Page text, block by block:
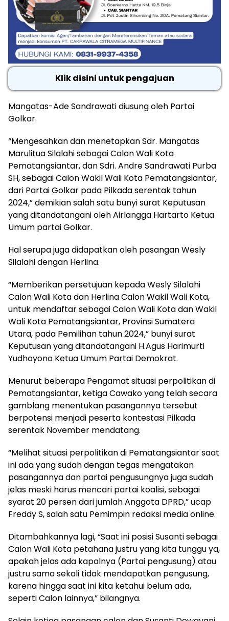
Klik disini untuk pengajuan
Mangatas-Ade Sandrawati diusung oleh Partai
Golkar.
“Mengesahkan dan menetapkan Sdr. Mangatas
Marulitua Silalahi sebagai Calon Wali Kota
Pematangsiantar, dan Sdri. Andre Sandrawati Purba
SH, sebagai Calon Wakil Wali Kota Pematangsiantar,
dari Partai Golkar pada Pilkada serentak tahun
2024,” demikian salah satu bunyi surat Keputusan
yang ditandatangani oleh Airlangga Hartarto Ketua
Umum partai Golkar.
Hal serupa juga didapatkan oleh pasangan Wesly
Silalahi dengan Herlina.
“Memberikan persetujuan kepada Wesly Silalahi
Calon Wali Kota dan Herlina Calon Wakil Wali Kota,
untuk mendaftar sebagai Calon Wali Kota dan Wakil
Wali Kota Pematangsiantar, Provinsi Sumatera
Utara, pada Pemilihan tahun 2024,” bunyi surat
Keputusan yang ditandatangani H.Agus Harimurti
Yudhoyono Ketua Umum Partai Demokrat.
Menurut beberapa Pengamat situasi perpolitikan di
Pematangsiantar, ketiga Cawako yang telah secara
gamblang menentukan pasangannya tersebut
berpotensi menjadi peserta kontestasi Pilkada
serentak November mendatang.
“Melihat situasi perpolitikan di Pematangsiantar saat
ini ada yang sudah dengan tegas mengatakan
pasangannya dan partai pengusungnya juga sudah
jelas meski harus mencari partai koalisi, sebagai
syarat 20 persen dari jumlah Anggota DPRD,” ucap
Freddy S, salah satu Pemimpin redaksi media online.
Ditambahkannya lagi, “Saat ini posisi Susanti sebagai
Calon Wali Kota petahana justru yang kita tunggu ya,
apakah jelas ada kapalnya (Partai pengusung) atau
justru sama sekali tidak mendapatkan pengusung,
karena hingga saat ini kita ketahui belum ada,
seperti Calon lainnya,” bilangnya.